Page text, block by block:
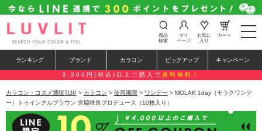
t
o
e
n
a
a
商品
検索
マイ
ページ
お気に
入り
カート
ランキング ブランド カラコン ピックアップ キャンペーン
3,300円(税込)以上ご購入で 送料無料！
カラコン・コスメ通販TOP > カラコン > 使用期限 > ワンデー > MOLAK 1day（モラクワンデ
ー）トゥインクルブラウン 宮脇咲良プロデュース（10枚入り）